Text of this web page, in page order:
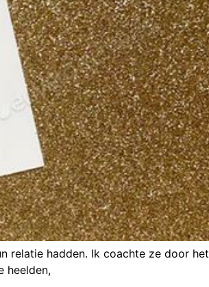
relatie hadden. Ik coachte ze door het
heelden,